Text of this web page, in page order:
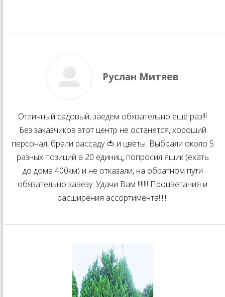
Руслан Митяев
Отличный садовый, заедем обязательно ещё раз!!!
Без заказчиков этот центр не останется, хороший
персонал, брали рассаду 🍅 и цветы. Выбрали около 5
разных позиций в 20 единиц, попросил ящик (ехать
до дома 400км) и не отказали, на обратном пути
обязательно завезу. Удачи Вам !!!!!!! Процветания и
расширения ассортимента!!!!!!